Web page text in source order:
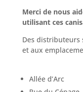
Merci de nous
utilisant ces
Des distributeurs
et aux
Allée d’Arc